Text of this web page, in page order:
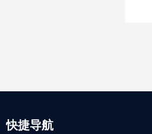
快捷导航